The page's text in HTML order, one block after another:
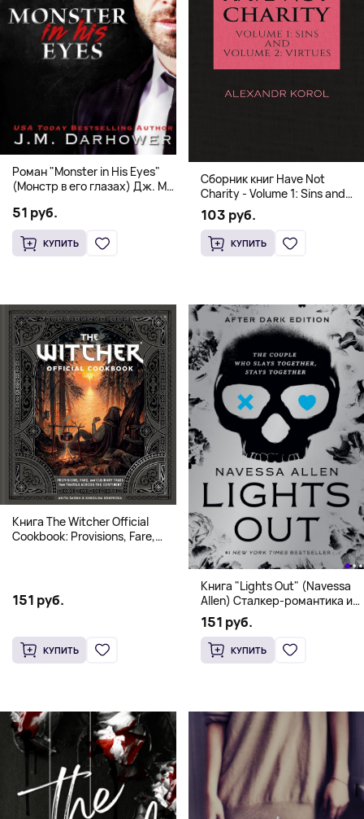
Роман "Monster in His Eyes"
(Монстр в его глазах) Дж. М.
18+
51 руб.
КУПИТЬ
Сборник книг Have Not
Charity - Volume 1: Sins and
Volume 2: Virtues
103 руб.
КУПИТЬ
Книга The Witcher Official
Cookbook: Provisions, Fare,
151 руб.
КУПИТЬ
Книга "Lights Out" (Navessa
Allen) Сталкер-романтика и
человек в маске (18+)
151 руб.
КУПИТЬ